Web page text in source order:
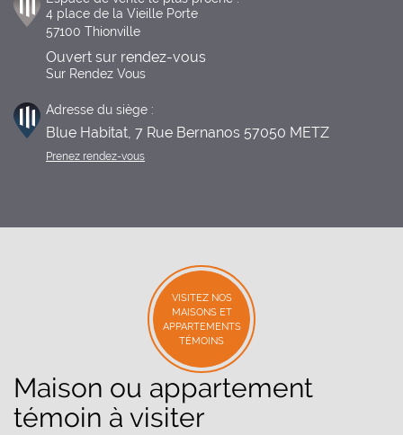
4 place de la Vieille Porte
57100 Thionville
Ouvert sur rendez-vous
Sur Rendez Vous
Adresse du siège :
Blue Habitat, 7 Rue Bernanos 57050 METZ
Prenez rendez-vous
VISITEZ NOS
MAISONS ET
APPARTEMENTS
TÉMOINS
Maison ou appartement
témoin à visiter